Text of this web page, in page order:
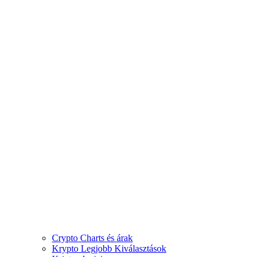
Crypto Charts és árak
Krypto Legjobb Kiválasztások